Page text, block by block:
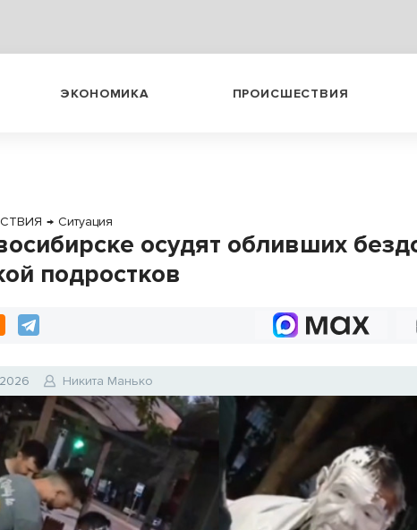
ЭКОНОМИКА ПРОИСШЕСТВИЯ
→ Ситуация
осудят обливших
подростков
Никита Манько